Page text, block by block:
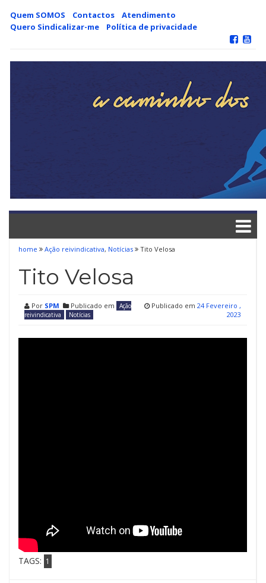
Skip
content
Quem SOMOS Contactos
Atendimento
Quero Sindicalizar-me
Política de privacidade
home Ação reivindicativa, Notícias Tito Velosa
Tito Velosa
Por SPM Publicado em
Ação
reivindicativa
Notícias
Publicado em 24 Fevereiro ,
2023
TAGS: 1